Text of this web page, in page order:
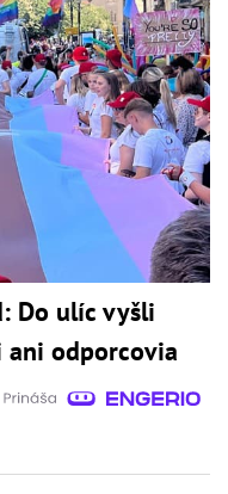
Do ulíc vyšli
odporcovia